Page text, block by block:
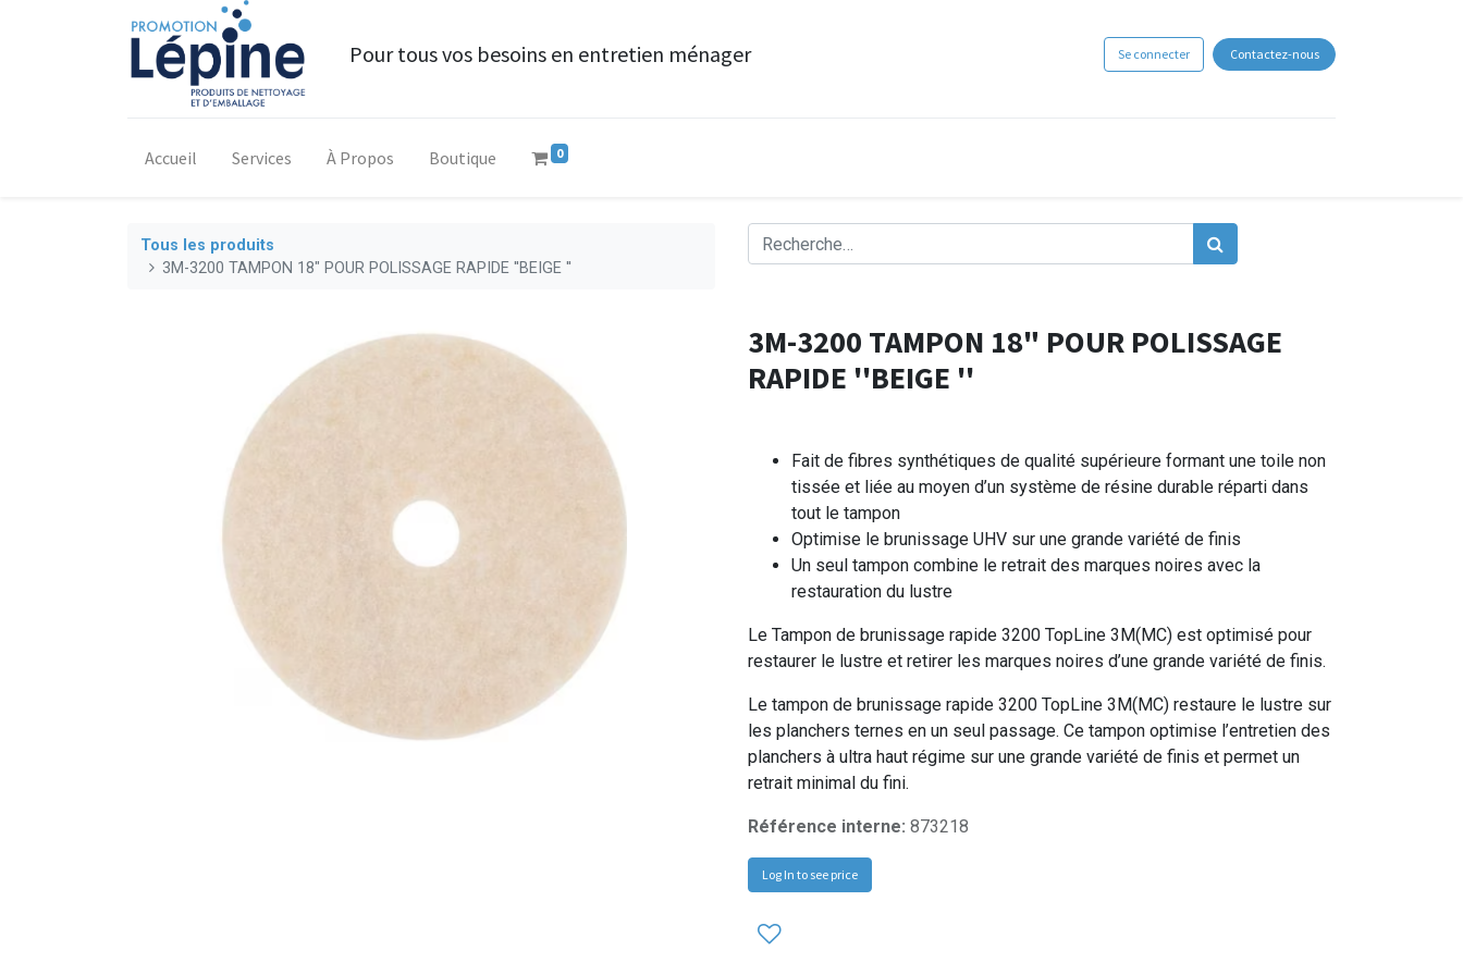
Pour tous vos besoins en entretien ménager Se connecter Contactez-nous
Accueil Services À Propos Boutique 0
Tous les produits
3M-3200 TAMPON 18" POUR POLISSAGE RAPIDE ''BEIGE ''
3M-3200 TAMPON 18" POUR POLISSAGE
RAPIDE ''BEIGE ''
Fait de fibres synthétiques de qualité supérieure formant une toile non
tissée et liée au moyen d’un système de résine durable réparti dans
tout le tampon
Optimise le brunissage UHV sur une grande variété de finis
Un seul tampon combine le retrait des marques noires avec la
restauration du lustre
Le Tampon de brunissage rapide 3200 TopLine 3M(MC) est optimisé pour
restaurer le lustre et retirer les marques noires d’une grande variété de finis.
Le tampon de brunissage rapide 3200 TopLine 3M(MC) restaure le lustre sur
les planchers ternes en un seul passage. Ce tampon optimise l’entretien des
planchers à ultra haut régime sur une grande variété de finis et permet un
retrait minimal du fini.
Référence interne: 873218
Log In to see price